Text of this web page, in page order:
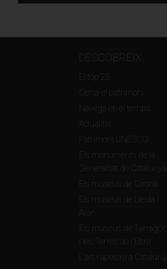
DESCOBREIX
El top 25
Cerca el patrimoni
Navega en el temps
Actualitat
Patrimoni UNESCO
Els monuments de la
Generalitat de Catalunya
Els museus de Girona
Els museus de Lleida i
Aran
Els museus de Tarragona
i les Terres de l'Ebre
L'art rupestre a Catalunya